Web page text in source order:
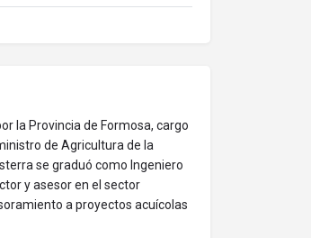
la Provincia de Formosa, cargo
de Agricultura de la
se graduó como Ingeniero
y asesor en el sector
a proyectos acuícolas